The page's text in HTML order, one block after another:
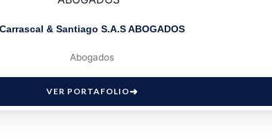
Carrascal & Santiago S.A.S ABOGADOS
Abogados
VER PORTAFOLIO